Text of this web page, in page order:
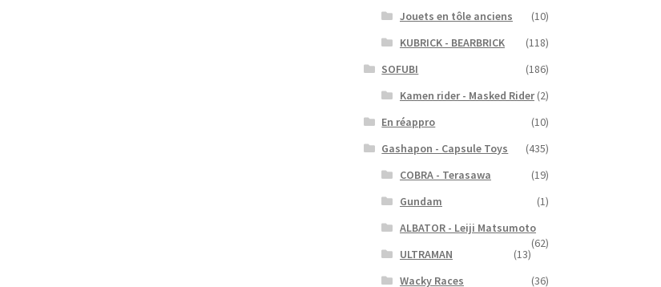
Jouets en tôle anciens
(10)
KUBRICK - BEARBRICK
(118)
SOFUBI
(186)
Kamen rider - Masked Rider (2)
En réappro
(10)
Gashapon - Capsule Toys
(435)
COBRA - Terasawa
(19)
Gundam
(1)
ALBATOR - Leiji Matsumoto
(62)
ULTRAMAN
(13)
Wacky Races
(36)